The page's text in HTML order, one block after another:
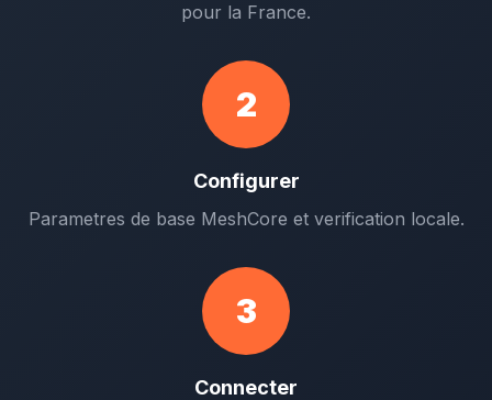
pour la France.
2
Configurer
Parametres de base MeshCore et verification locale.
3
Connecter